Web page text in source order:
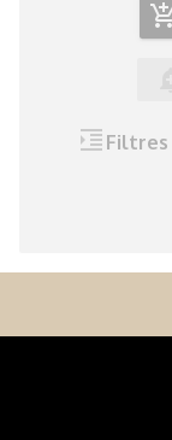
format_indent_increaseFiltres